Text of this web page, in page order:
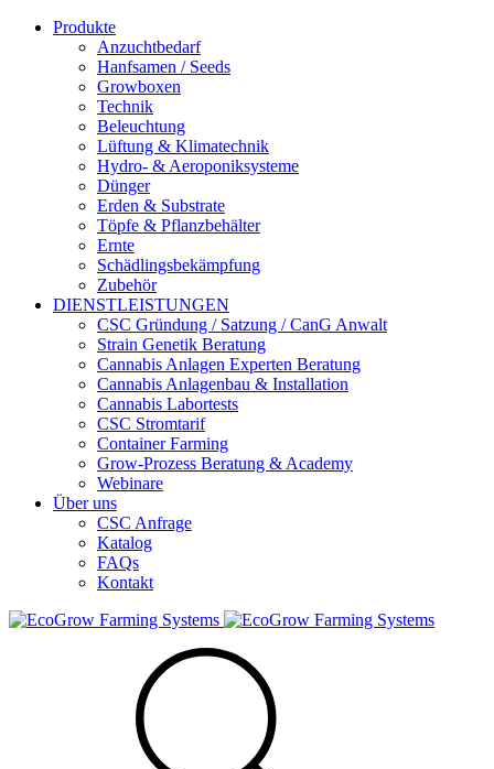
Produkte
Anzuchtbedarf
Hanfsamen / Seeds
Growboxen
Technik
Beleuchtung
Lüftung & Klimatechnik
Hydro- & Aeroponiksysteme
Dünger
Erden & Substrate
Töpfe & Pflanzbehälter
Ernte
Schädlingsbekämpfung
Zubehör
DIENSTLEISTUNGEN
CSC Gründung / Satzung / CanG Anwalt
Strain Genetik Beratung
Cannabis Anlagen Experten Beratung
Cannabis Anlagenbau & Installation
Cannabis Labortests
CSC Stromtarif
Container Farming
Grow-Prozess Beratung & Academy
Webinare
Über uns
CSC Anfrage
Katalog
FAQs
Kontakt